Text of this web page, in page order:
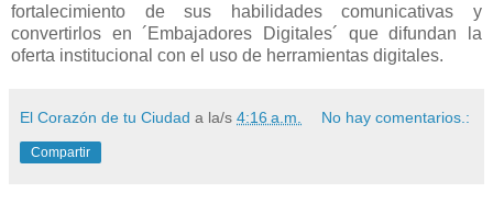
fortalecimiento de sus habilidades comunicativas y
convertirlos en ´Embajadores Digitales´ que difundan la
oferta institucional con el uso de herramientas digitales.
El Corazón de tu Ciudad a la/s 4:16 a.m. No hay comentarios.:
Compartir